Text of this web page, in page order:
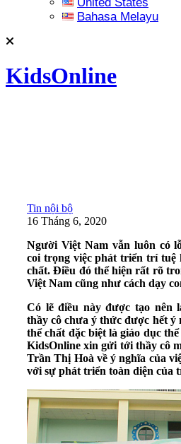
Bahasa Melayu
KidsOnline
Tin nội bộ
16 Tháng 6, 2020
Người Việt Nam vẫn luôn có
coi trọng việc phát triển trí tuệ
chất. Điều đó thể hiện rất rõ
Việt Nam cũng như cách dạy
Có lẽ điều này được tạo nên
thầy cô chưa ý thức được hết ý
thể chất đặc biệt là giáo dục
KidsOnline xin gửi tới thầy cô
Trần Thị Hoà về ý nghĩa của
với sự phát triển toàn diện của